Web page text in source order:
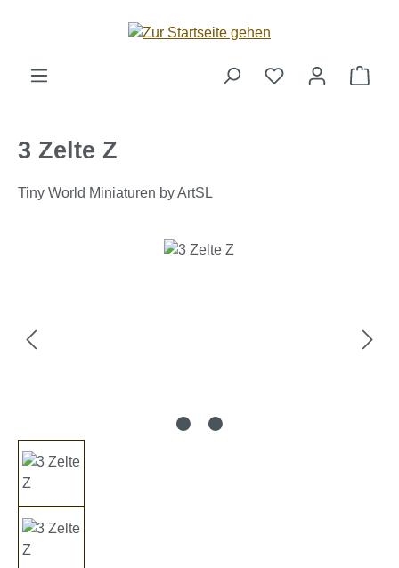
Zum Hauptinhalt springen
3 Zelte Z
Tiny World Miniaturen by ArtSL
Bildergalerie überspringen